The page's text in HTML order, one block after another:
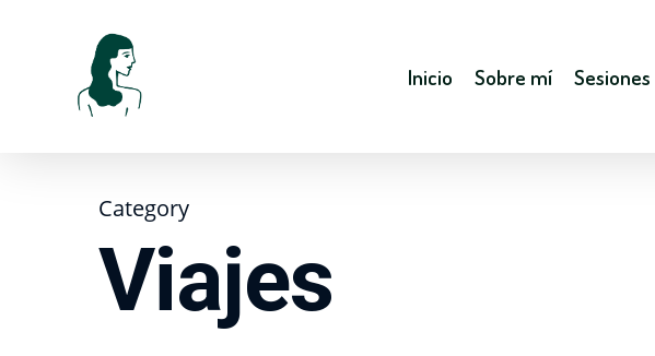
Inicio Sobre mí Sesiones
Category
Viajes